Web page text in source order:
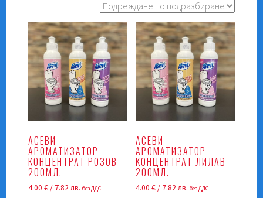
АСЕВИ
АРОМАТИЗАТОР
КОНЦЕНТРАТ РОЗОВ
200МЛ.
4.00€/ 7.82 лв.без ДДС
АСЕВИ
АРОМАТИЗАТОР
КОНЦЕНТРАТ ЛИЛАВ
200МЛ.
4.00€/ 7.82 лв.без ДДС